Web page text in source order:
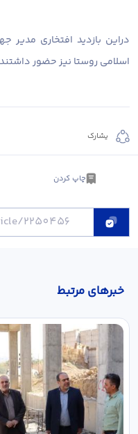
دراین بازدید افتخاری مدیر
اسلامی روستا نیز حضور داشتند
يشارك
چاپ کردن
خبر‌های مرتبط